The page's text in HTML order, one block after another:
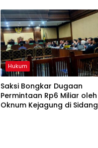
Keadilan
Hukum
Saksi Bongkar Dugaan
Permintaan Rp6 Miliar oleh
Oknum Kejagung di Sidang